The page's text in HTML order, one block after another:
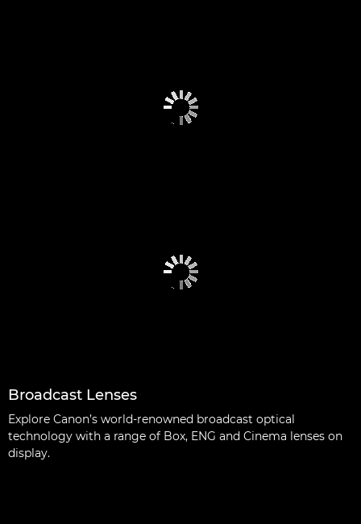
Broadcast Lenses
Explore Canon’s world-renowned broadcast optical
technology with a range of Box, ENG and Cinema lenses on
display.